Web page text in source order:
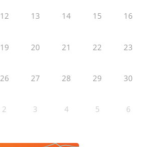
12 13 14 15 16
19 20 21 22 23
26 27 28 29 30
2 3 4 5 6